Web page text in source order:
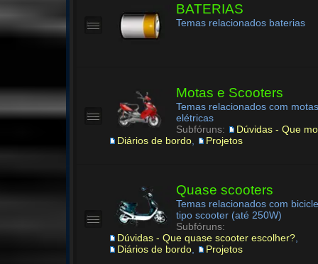
BATERIAS
Temas relacionados baterias
Motas e Scooters
Temas relacionados com
elétricas
Subfóruns:
Dúvidas - Que
Diários de bordo
Projetos
Quase scooters
Temas relacionados com
tipo scooter (até 250W)
Subfóruns:
Dúvidas - Que quase scooter escolher?
Diários de bordo
Projetos